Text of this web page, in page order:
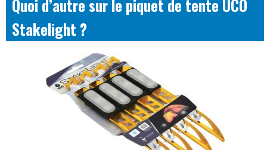
Quoi d’autre sur le piquet de tente UCO
Stakelight ?